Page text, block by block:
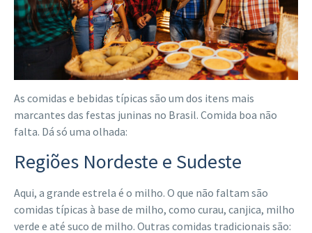
As comidas e bebidas típicas são um dos itens mais
marcantes das festas juninas no Brasil. Comida boa não
falta. Dá só uma olhada:
Regiões Nordeste e Sudeste
Aqui, a grande estrela é o milho. O que não faltam são
comidas típicas à base de milho, como curau, canjica, milho
verde e até suco de milho. Outras comidas tradicionais são: